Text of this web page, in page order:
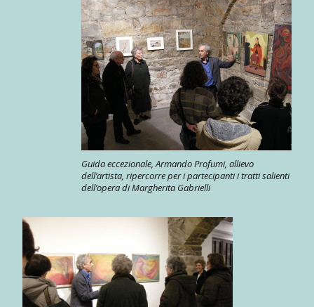
Guida eccezionale, Armando Profumi, allievo
dell’artista, ripercorre per i partecipanti i tratti salienti
dell’opera di Margherita Gabrielli